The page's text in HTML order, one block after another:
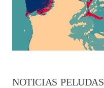
NOTICIAS PELUDAS